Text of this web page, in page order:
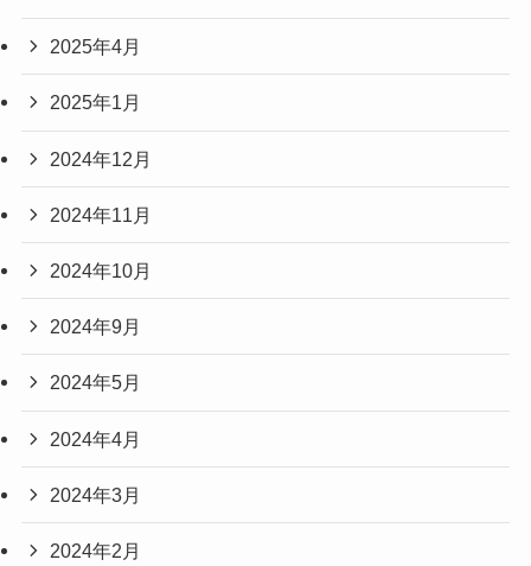
2025年4月
2025年1月
2024年12月
2024年11月
2024年10月
2024年9月
2024年5月
2024年4月
2024年3月
2024年2月